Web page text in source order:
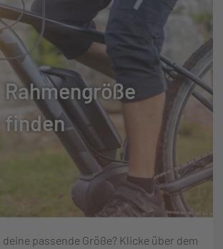
Rahmengröße
finden
passende Größe? Klicke über dem